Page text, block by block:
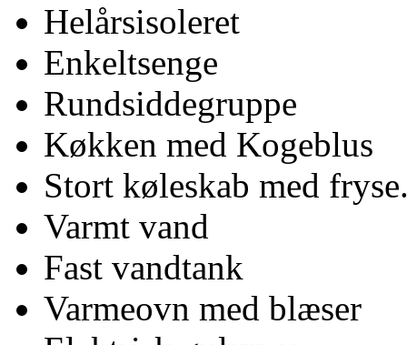
Helårsisoleret
Enkeltsenge
Rundsiddegruppe
Køkken med Kogeblus
Stort køleskab med
Varmt vand
Fast vandtank
Varmeovn med blæser